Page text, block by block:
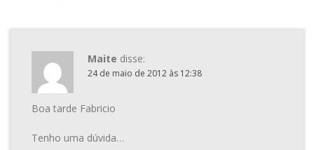
Maite disse:
24 de maio de 2012 às 12:38
Boa tarde Fabricio
Tenho uma dúvida…